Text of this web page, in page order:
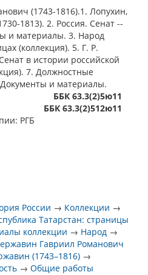
(1743-1816).1. Лопухин,
1813). 2. Россия. Сенат --
и материалы. 3. Народ
(коллекция). 5. Г. Р.
в истории российской
7. Должностные
и материалы.
ББК 63.3(2)5ю11
ББК 63.3(2)512ю11
РГБ
России → Коллекции →
Татарстан: страницы
коллекции → Народ →
Гавриил Романович
(1743–1816) →
→Общие работы